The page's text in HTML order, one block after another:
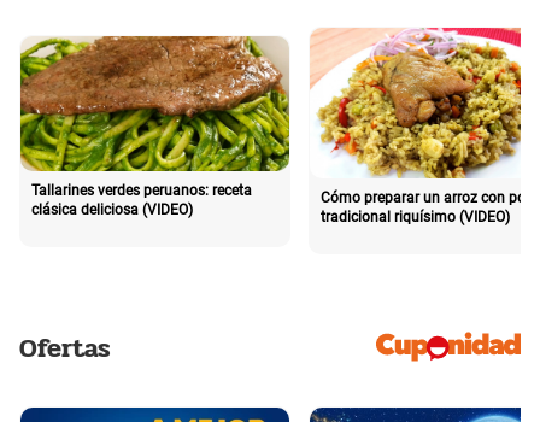
Tallarines verdes peruanos: receta
clásica deliciosa (VIDEO)
Cómo preparar un arroz con pollo
tradicional riquísimo (VIDEO)
Ofertas